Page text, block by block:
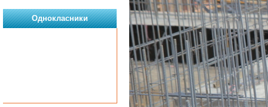
Однокласники